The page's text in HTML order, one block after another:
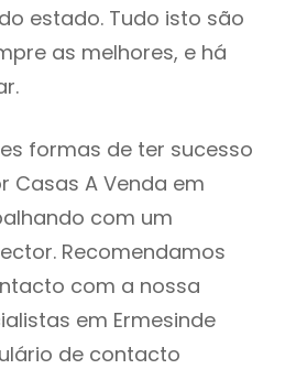
estado. Tudo isto são
as melhores, e há
formas de ter sucesso
Casas A Venda em
com um
Recomendamos
com a nossa
em Ermesinde
de contacto